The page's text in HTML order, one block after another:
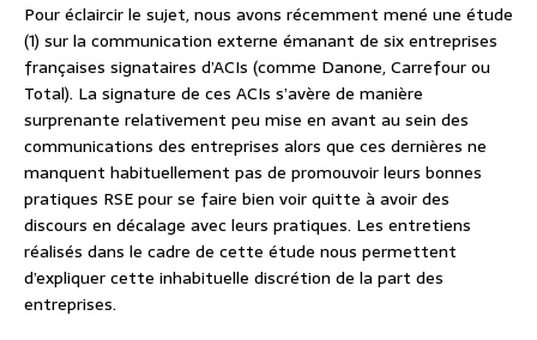
Pour éclaircir le sujet, nous avons récemment mené une étude
(1) sur la communication externe émanant de six entreprises
françaises signataires d’ACIs (comme Danone, Carrefour ou
Total). La signature de ces ACIs s’avère de manière
surprenante relativement peu mise en avant au sein des
communications des entreprises alors que ces dernières ne
manquent habituellement pas de promouvoir leurs bonnes
pratiques RSE pour se faire bien voir quitte à avoir des
discours en décalage avec leurs pratiques. Les entretiens
réalisés dans le cadre de cette étude nous permettent
d’expliquer cette inhabituelle discrétion de la part des
entreprises.